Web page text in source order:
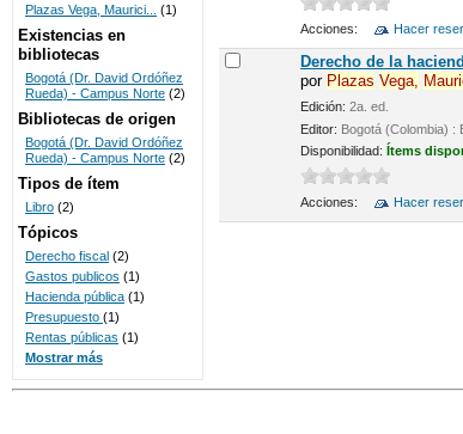
Acciones: Hacer
Derecho de la
por Plazas Vega,
Edición: 2a. ed.
Editor: Bogotá (Colombia) :
Disponibilidad: Ítems
Acciones: Hacer
Plazas Vega, Maurici...
(1)
Existencias en
bibliotecas
Bogotá (Dr. David Ordóñez
Rueda) - Campus Norte (2)
Bibliotecas de origen
Bogotá (Dr. David Ordóñez
Rueda) - Campus Norte (2)
Tipos de ítem
Libro (2)
Tópicos
Derecho fiscal (2)
Gastos publicos (1)
Hacienda pública (1)
Presupuesto (1)
Rentas públicas (1)
Mostrar más